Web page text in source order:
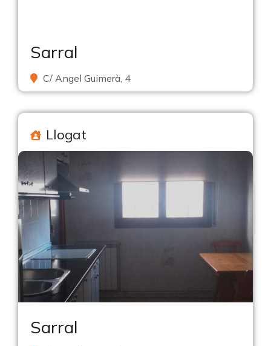
Sarral
C/ Angel Guimerà, 4
Llogat
Sarral